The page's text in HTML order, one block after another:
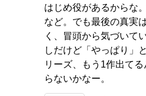
はじめ役があるからな
など。でも最後の真実
く、冒頭から気づいて
しだけど「やっぱり」
リーズ、もう1作出て
らないかなー。